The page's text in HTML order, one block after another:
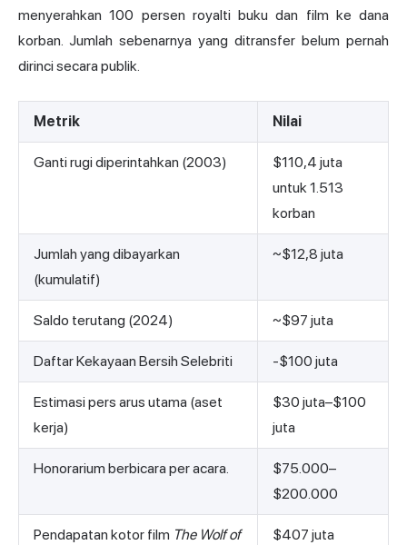
menyerahkan 100 persen royalti buku dan film ke dana
korban. Jumlah sebenarnya yang ditransfer belum pernah
dirinci secara publik.
Metrik Nilai
Ganti rugi diperintahkan (2003)
$110,4 juta
untuk 1.513
korban
Jumlah yang dibayarkan
(kumulatif)
~$12,8 juta
Saldo terutang (2024) ~$97 juta
Daftar Kekayaan Bersih Selebriti -$100 juta
Estimasi pers arus utama (aset
kerja)
$30 juta–$100
juta
Honorarium berbicara per acara.
$75.000–
$200.000
Pendapatan kotor film The Wolf of
$407 juta